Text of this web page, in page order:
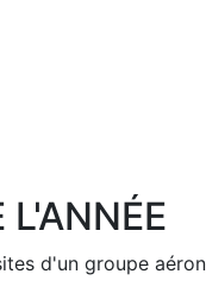
d'un groupe